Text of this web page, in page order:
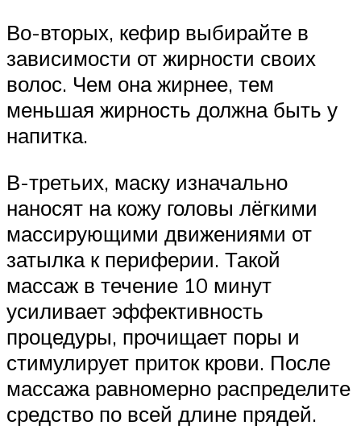
Во-вторых, кефир выбирайте в
зависимости от жирности своих
волос. Чем она жирнее, тем
меньшая жирность должна быть у
напитка.
В-третьих, маску изначально
наносят на кожу головы лёгкими
массирующими движениями от
затылка к периферии. Такой
массаж в течение 10 минут
усиливает эффективность
процедуры, прочищает поры и
стимулирует приток крови. После
массажа равномерно распределите
средство по всей длине прядей.